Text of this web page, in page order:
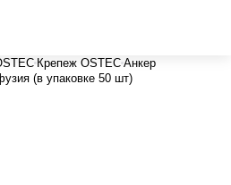
Крепеж OSTEC Анкер
(в упаковке 50 шт)